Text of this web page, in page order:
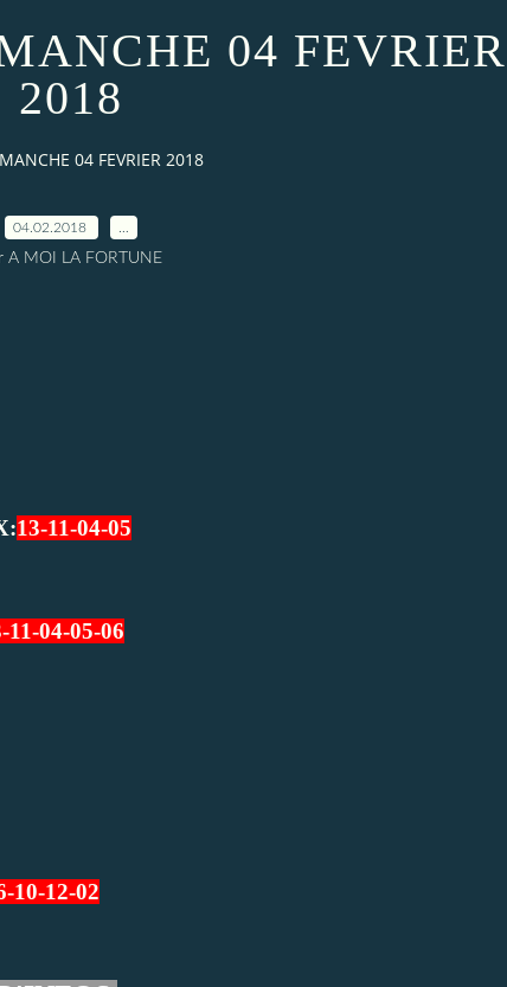
04 FEVRIER
2018
04 FEVRIER 2018
04.02.2018
A MOI LA FORTUNE
13-11-04-05
11-04-05-06
10-12-02